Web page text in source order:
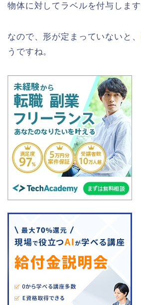
物体に対してラベルを付与します
なので、形が定まっていないと
うですね。